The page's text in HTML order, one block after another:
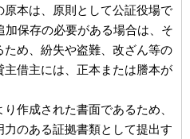
本は、原則として公証役場で
保存の必要がある場合は、そ
め、紛失や盗難、改ざん等の
借主には、正本または謄本が
作成された書面であるため、
のある証拠書類として提出す